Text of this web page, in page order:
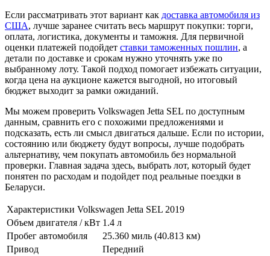
Если рассматривать этот вариант как доставка автомобиля из
США, лучше заранее считать весь маршрут покупки: торги,
оплата, логистика, документы и таможня. Для первичной
оценки платежей подойдет ставки таможенных пошлин, а
детали по доставке и срокам нужно уточнять уже по
выбранному лоту. Такой подход помогает избежать ситуации,
когда цена на аукционе кажется выгодной, но итоговый
бюджет выходит за рамки ожиданий.
Мы можем проверить Volkswagen Jetta SEL по доступным
данным, сравнить его с похожими предложениями и
подсказать, есть ли смысл двигаться дальше. Если по истории,
состоянию или бюджету будут вопросы, лучше подобрать
альтернативу, чем покупать автомобиль без нормальной
проверки. Главная задача здесь, выбрать лот, который будет
понятен по расходам и подойдет под реальные поездки в
Беларуси.
Характеристики Volkswagen Jetta SEL 2019
Объем двигателя / кВт 1.4 л
Пробег автомобиля
25.360 миль (40.813 км)
Привод
Передний